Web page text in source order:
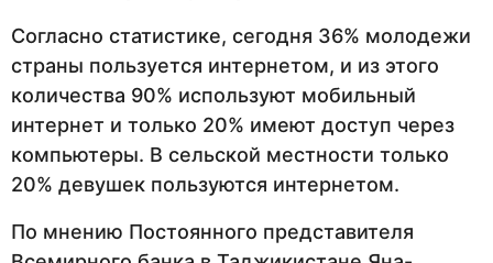
Согласно статистике, сегодня 36% молодежи
страны пользуется интернетом, и из этого
количества 90% используют мобильный
интернет и только 20% имеют доступ через
компьютеры. В сельской местности только
20% девушек пользуются интернетом.
По мнению Постоянного представителя